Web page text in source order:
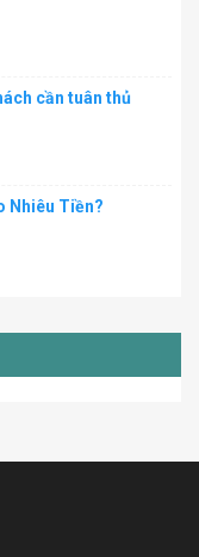
cần tuân thủ
Nhiêu Tiền?